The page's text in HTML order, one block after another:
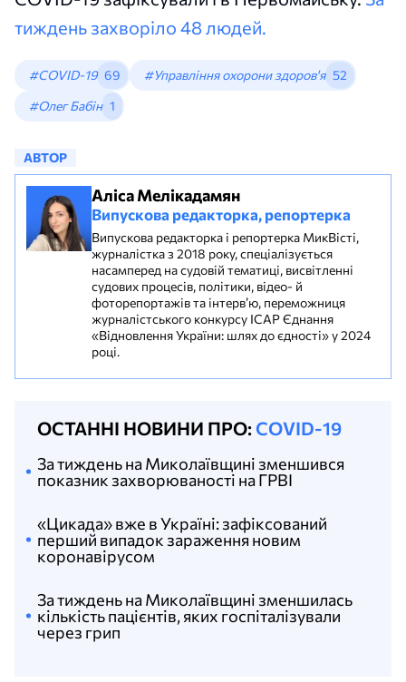
тиждень захворіло 48 людей.
#COVID-19 69 #Управління охорони здоров'я 52
#Олег Бабін 1
АВТОР
Аліса Мелікадамян
Випускова редакторка, репортерка
Випускова редакторка і репортерка МикВісті,
журналістка з 2018 року, спеціалізується
насамперед на судовій тематиці, висвітленні
судових процесів, політики, відео- й
фоторепортажів та інтерв’ю, переможниця
журналістського конкурсу ІСАР Єднання
«Відновлення України: шлях до єдності» у 2024
році.
ОСТАННІ НОВИНИ ПРО: COVID-19
За тиждень на Миколаївщині зменшилась
кількість пацієнтів, яких госпіталізували
через грип
«Цикада» вже в Україні: зафіксований
перший випадок зараження новим
коронавірусом
За тиждень на Миколаївщині зменшився
показник захворюваності на ГРВІ